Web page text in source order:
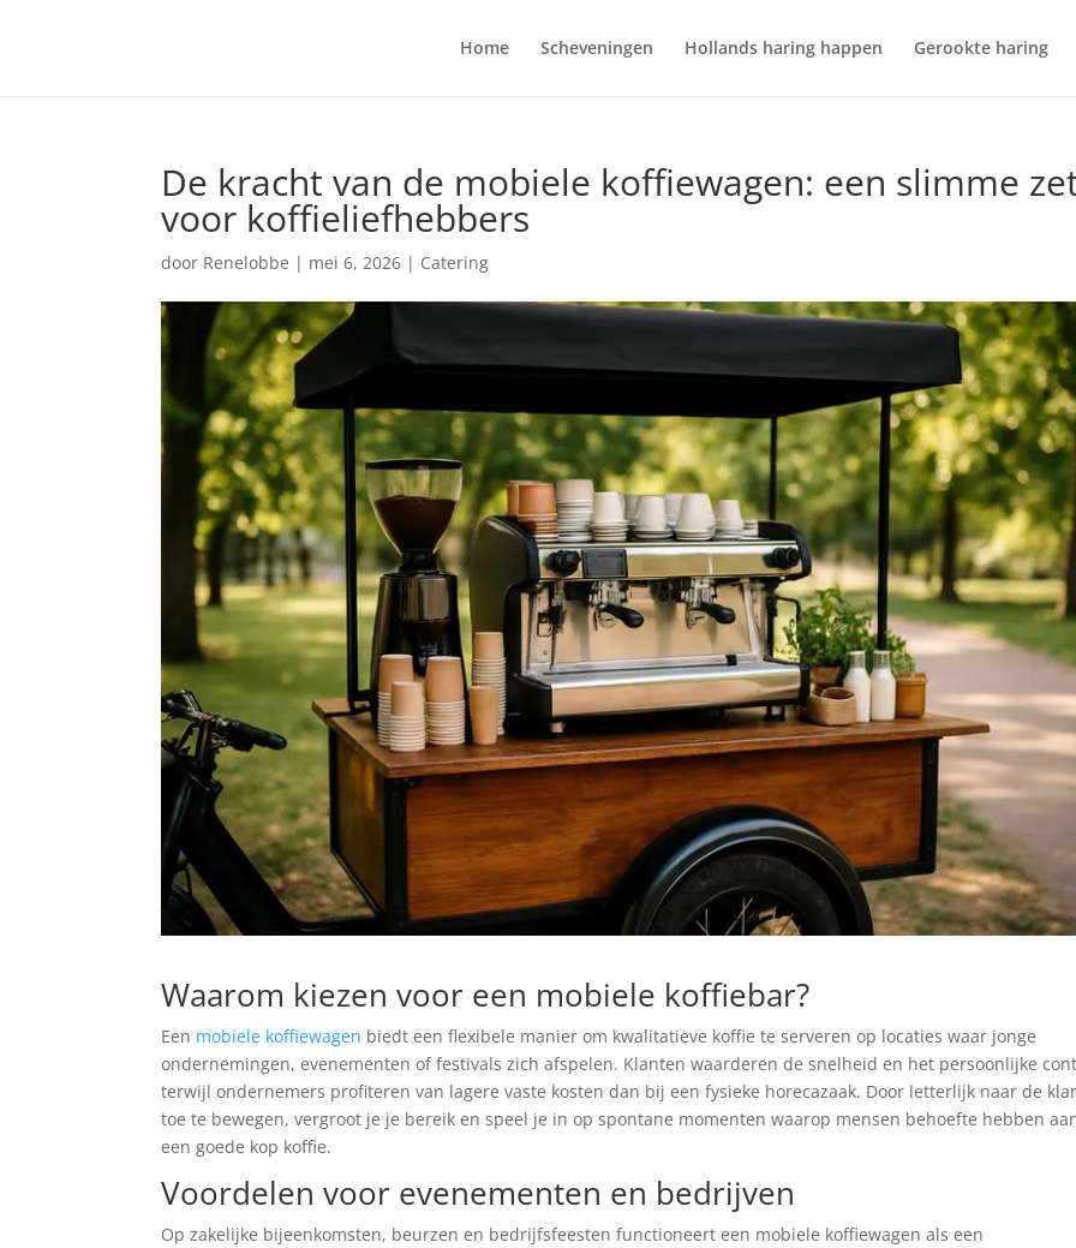
Home Scheveningen Hollands haring happen Gerookte haring
De kracht van de mobiele koffiewagen: een slimme
voor koffieliefhebbers
door Renelobbe | mei 6, 2026 | Catering
Waarom kiezen voor een mobiele koffiebar?
Een mobiele koffiewagen biedt een flexibele manier om kwalitatieve koffie te serveren op locaties waar jonge
ondernemingen, evenementen of festivals zich afspelen. Klanten waarderen de snelheid en het persoonlijke
terwijl ondernemers profiteren van lagere vaste kosten dan bij een fysieke horecazaak. Door letterlijk naar de
toe te bewegen, vergroot je je bereik en speel je in op spontane momenten waarop mensen behoefte hebben
een goede kop koffie.
Voordelen voor evenementen en bedrijven
Op zakelijke bijeenkomsten, beurzen en bedrijfsfeesten functioneert een mobiele koffiewagen als een